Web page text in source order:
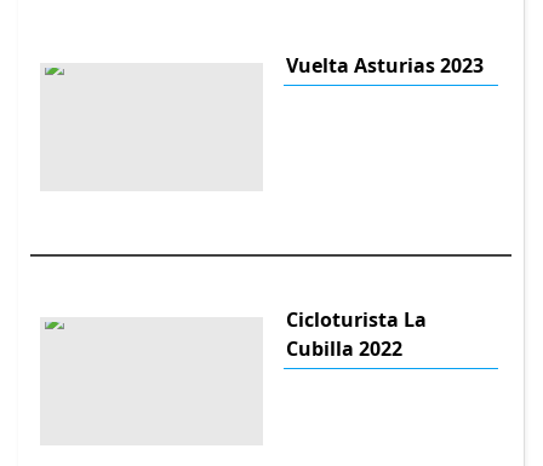
Vuelta Asturias 2023
Cicloturista La
Cubilla 2022